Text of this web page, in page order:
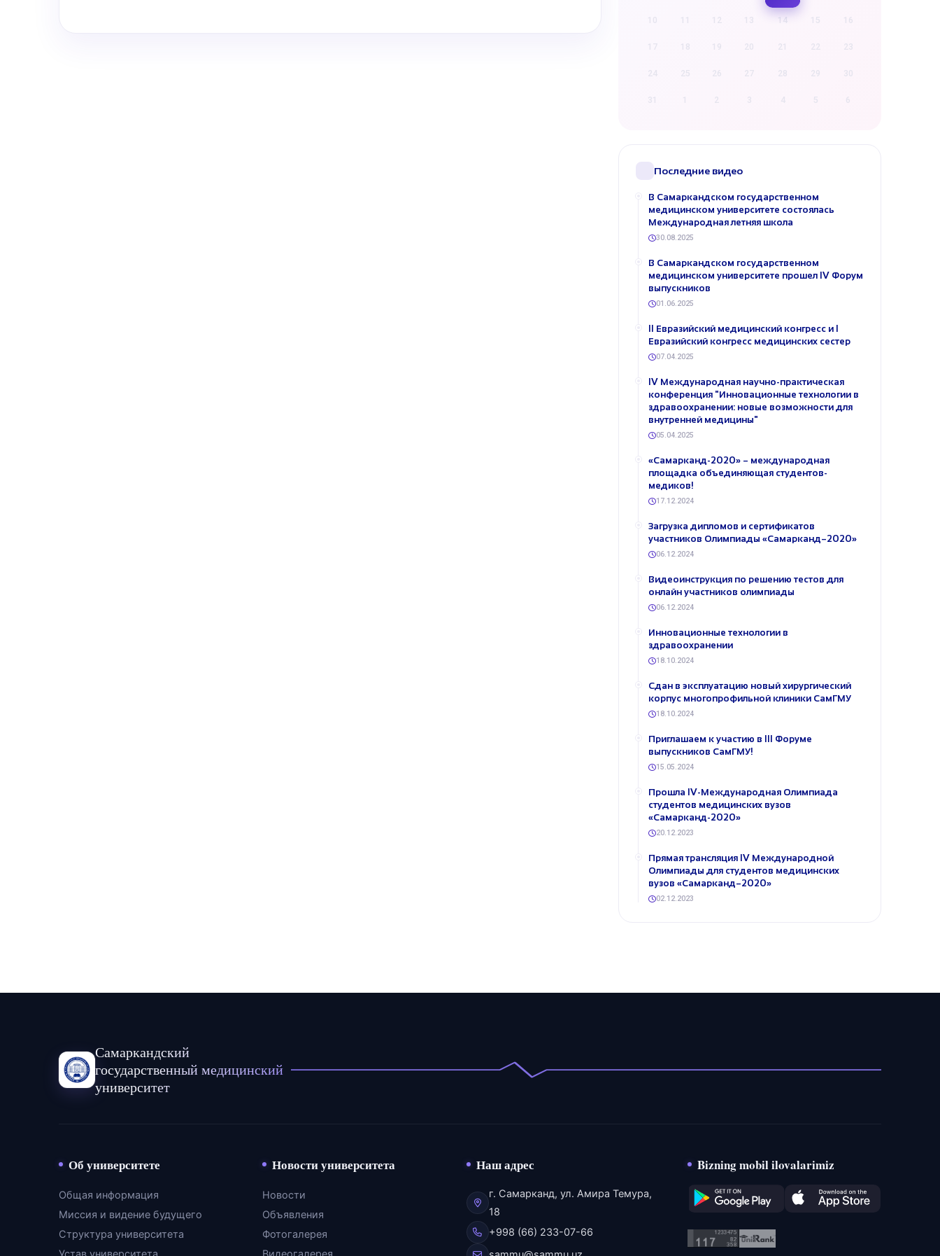
14 16
22 23
28 29 30
4 5 6
Последние видео
В Самаркандском государственном
медицинском университете состоялась
Международная летняя школа
30.08.2025
В Самаркандском государственном
медицинском университете прошел IV Форум
выпускников
01.06.2025
II Евразийский медицинский конгресс и I
Евразийский конгресс медицинских сестер
07.04.2025
IV Международная научно-практическая
конференция "Инновационные технологии в
здравоохранении: новые возможности для
внутренней медицины"
05.04.2025
«Самарканд-2020» – международная
площадка объединяющая студентов-
медиков!
17.12.2024
Загрузка дипломов и сертификатов
участников Олимпиады «Самарканд–2020»
06.12.2024
Видеоинструкция по решению тестов для
онлайн участников олимпиады
06.12.2024
Инновационные технологии в
здравоохранении
18.10.2024
Сдан в эксплуатацию новый хирургический
корпус многопрофильной клиники СамГМУ
18.10.2024
​Приглашаем к участию в III Форуме
выпускников СамГМУ!
15.05.2024
Прошла IV-Международная Олимпиада
студентов медицинских вузов
«Самарканд-2020»
20.12.2023
Прямая трансляция IV Международной
Олимпиады для студентов медицинских
вузов «Самарканд–2020»
02.12.2023
Самаркандский
государственный медицинский
университет
Об университете
Общая информация
Миссия и видение будущего
Структура университета
Новости университета
Новости
Объявления
Фотогалерея
Наш адрес
г. Самарканд, ул. Амира Темура,
18
+998 (66) 233-07-66
Bizning mobil ilovalarimiz